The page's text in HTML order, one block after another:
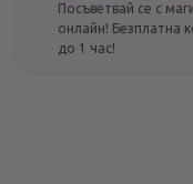
Посъветвай се с
онлайн! Безплатна
до 1 час!